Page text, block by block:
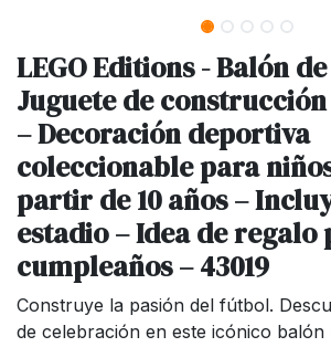
LEGO Editions - Balón
Juguete de
– Decoración deportiva
coleccionable para
partir de 10 años –
estadio – Idea de regalo
cumpleaños – 43019
Construye la pasión del fútbol.
de celebración en este icónico balón